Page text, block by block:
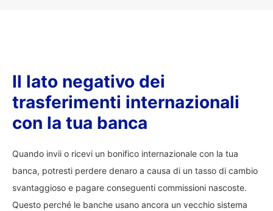
Il lato negativo dei
trasferimenti internazionali
con la tua banca
Quando invii o ricevi un bonifico internazionale con la tua
banca, potresti perdere denaro a causa di un tasso di cambio
svantaggioso e pagare conseguenti commissioni nascoste.
Questo perché le banche usano ancora un vecchio sistema